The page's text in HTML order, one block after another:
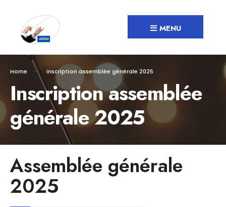
MENU
Home Inscription assemblée générale 2025
Inscription assemblée
générale 2025
Assemblée générale
2025